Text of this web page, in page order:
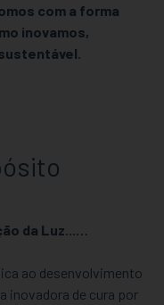
com a forma
inovamos,
da Luz...…
ao desenvolvimento
inovadora de cura por